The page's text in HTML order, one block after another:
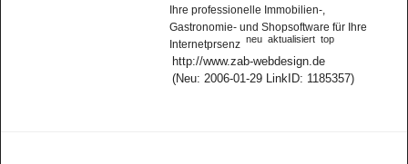
Ihre professionelle Immobilien-,
Gastronomie- und Shopsoftware für Ihre
Internetprsenz neu aktualisiert top
http://www.zab-webdesign.de
(Neu: 2006-01-29 LinkID: 1185357)